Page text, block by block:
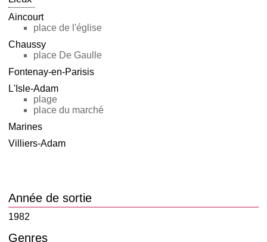
Aincourt
place de l'église
Chaussy
place De Gaulle
Fontenay-en-Parisis
L'Isle-Adam
plage
place du marché
Marines
Villiers-Adam
Année de sortie
1982
Genres